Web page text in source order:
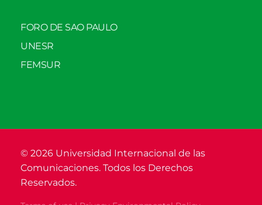
FORO DE SAO PAULO
UNESR
FEMSUR
© 2026 Universidad Internacional de las
Comunicaciones. Todos los Derechos
Reservados.